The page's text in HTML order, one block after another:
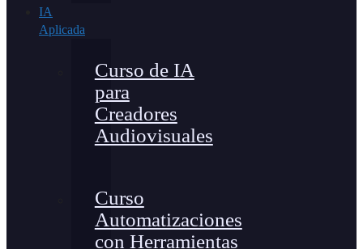
IA
Aplicada
Curso de IA
para
Creadores
Audiovisuales
Curso
Automatizaciones
con Herramientas